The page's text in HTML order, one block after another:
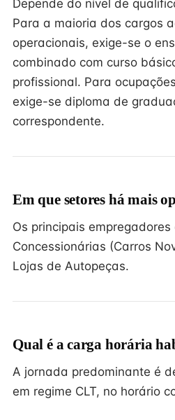
Depende do nível de
Para a maioria dos cargos
operacionais, exige-se o
combinado com curso
profissional. Para
exige-se diploma de
correspondente.
Em que setores há mais
Os principais
Concessionárias (Carros
Lojas de Autopeças.
Qual é a carga horária
A jornada predominante é
em regime CLT, no horário